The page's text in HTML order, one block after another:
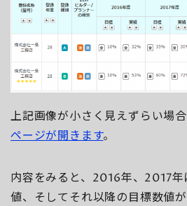
上記画像が小さく見えずらい場合
ページが開きます。
内容をみると、2016年、2017
値、そしてそれ以降の目標数値が